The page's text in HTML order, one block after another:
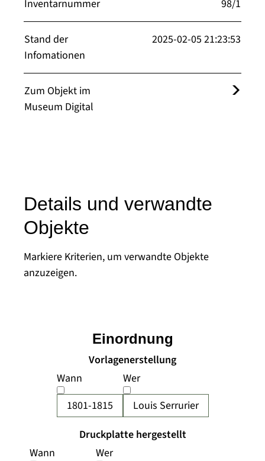
Inventarnummer 98/1
Stand der
Infomationen
2025-02-05 21:23:53
Zum Objekt im
Museum Digital
Details und verwandte
Objekte
Markiere Kriterien, um verwandte Objekte
anzuzeigen.
Vorlagenerstellung
Wann
1801-1815
Wer
Louis Serrurier
Druckplatte hergestellt
Wann
Wer
Einordnung